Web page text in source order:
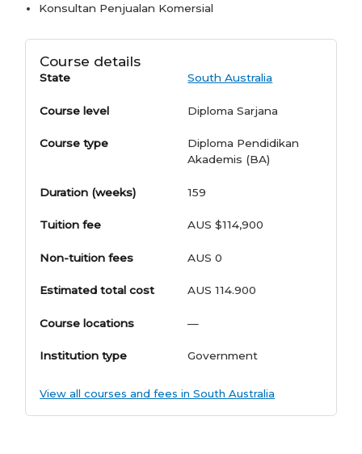
Konsultan Penjualan Komersial
Course details
State South Australia
Course level Diploma Sarjana
Course type
Diploma Pendidikan
Akademis (BA)
Duration (weeks) 159
Tuition fee AUS $114,900
Non-tuition fees AUS 0
Estimated total cost AUS 114.900
Course locations —
Institution type Government
View all courses and fees in South Australia